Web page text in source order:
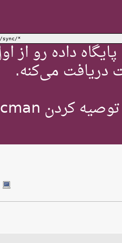
sync/*
داده رو از
می‌کنه.